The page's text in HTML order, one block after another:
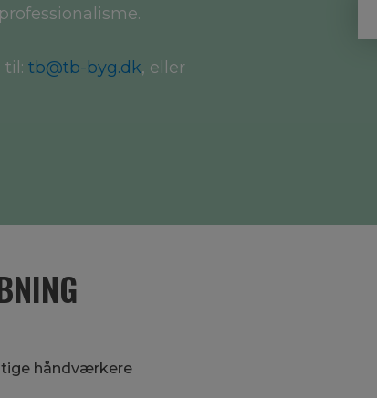
til: tb@tb-byg.dk, eller
håndværkere